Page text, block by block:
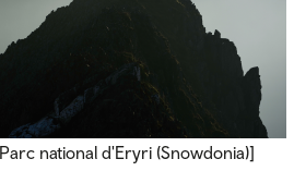
national d'Eryri (Snowdonia)]